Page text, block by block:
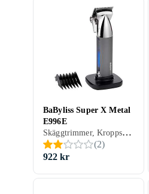
BaByliss Super X Metal
E996E
Skäggtrimmer, Kroppshår, Hårklippare, Batteridrift, Batterinivåindikator, Display, Handtag, Gummerad greppyta, Stöd för snabbladdning, Inställningslås, Multitrimmer, Med stativ, Precisionsskärsystem, Hårkam ingår, Avtagbart blad
(2)
922 kr